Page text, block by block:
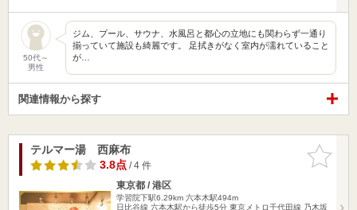
50代～
男性
ジム、プール、サウナ、水風呂と都心の立地にも関わらず一通り
揃っていて施設も綺麗です。 足拭きがなく室内が濡れていること
が…
関連情報から探す
お気に入
りに追加
テルマー湯 西麻布
3.8点/ 4 件
東京都 / 港区
学習院下駅6.29km 六本木駅494m
日比谷線 六本木駅から徒歩5分 東京メトロ千代田線 乃木坂